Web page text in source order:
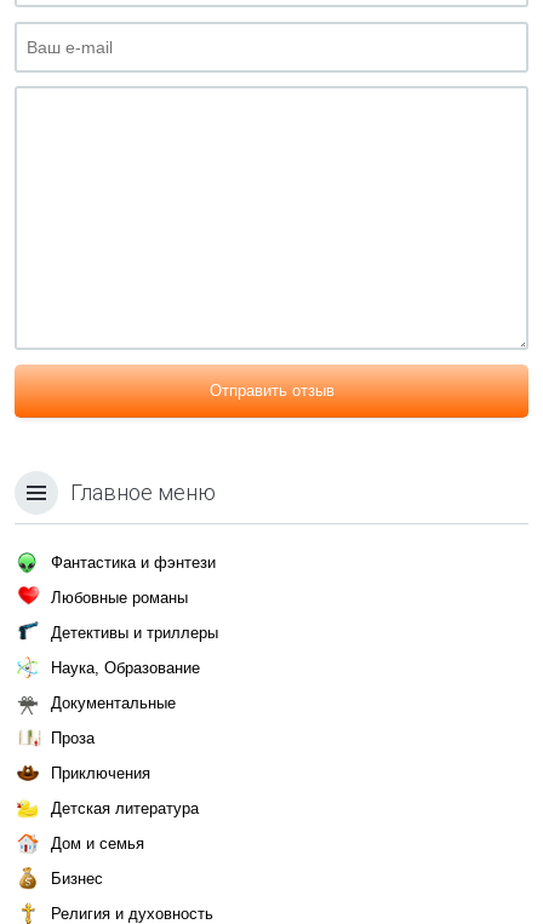
Отправить отзыв
Главное меню
Фантастика и фэнтези
Любовные романы
Детективы и триллеры
Наука, Образование
Документальные
Проза
Приключения
Детская литература
Дом и семья
Бизнес
Религия и духовность